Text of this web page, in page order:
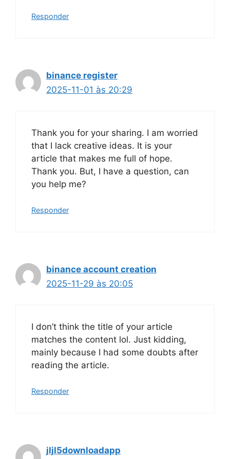
Responder
binance register
2025-11-01 às 20:29
Thank you for your sharing. I am worried
that I lack creative ideas. It is your
article that makes me full of hope.
Thank you. But, I have a question, can
you help me?
Responder
binance account creation
2025-11-29 às 20:05
I don’t think the title of your article
matches the content lol. Just kidding,
mainly because I had some doubts after
reading the article.
Responder
jljl5downloadapp